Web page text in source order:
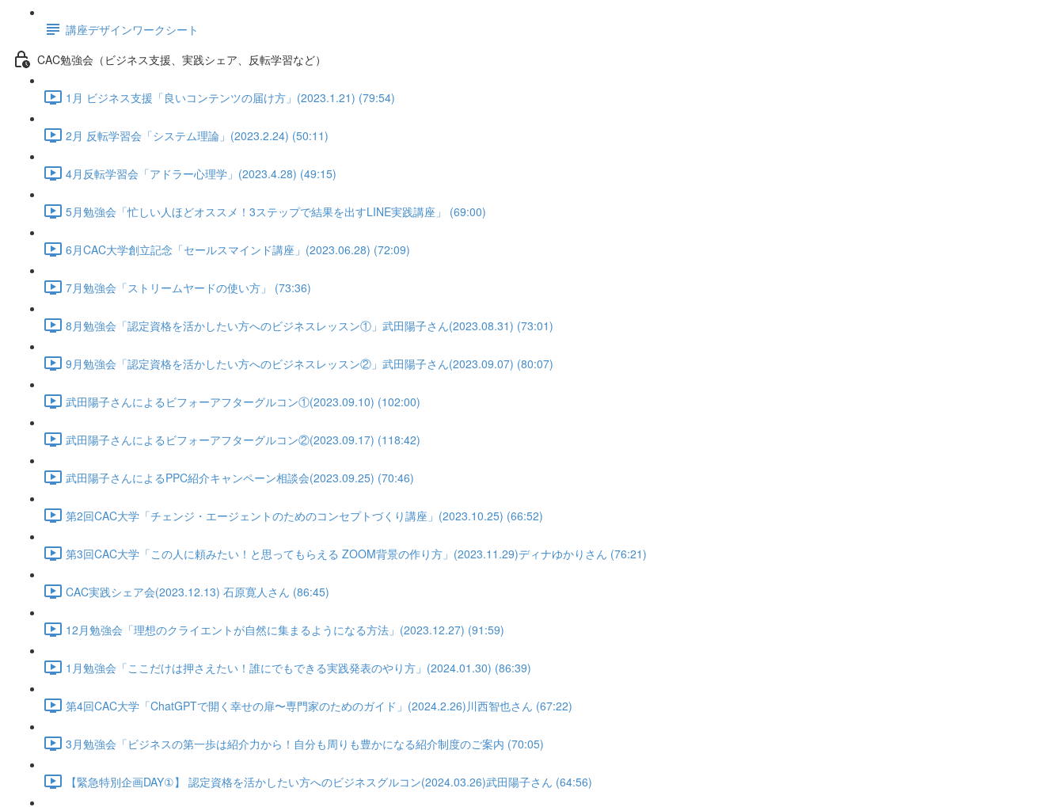
講座デザインワークシート
CAC勉強会（ビジネス支援、実践シェア、反転学習など）
1月 ビジネス支援「良いコンテンツの届け方」(2023.1.21) (79:54)
2月 反転学習会「システム理論」(2023.2.24) (50:11)
4月反転学習会「アドラー心理学」(2023.4.28) (49:15)
5月勉強会「忙しい人ほどオススメ！3ステップで結果を出すLINE実践講座」 (69:00)
6月CAC大学創立記念「セールスマインド講座」(2023.06.28) (72:09)
7月勉強会「ストリームヤードの使い方」 (73:36)
8月勉強会「認定資格を活かしたい方へのビジネスレッスン①」武田陽子さん(2023.08.31) (73:01)
9月勉強会「認定資格を活かしたい方へのビジネスレッスン②」武田陽子さん(2023.09.07) (80:07)
武田陽子さんによるビフォーアフターグルコン①(2023.09.10) (102:00)
武田陽子さんによるビフォーアフターグルコン②(2023.09.17) (118:42)
武田陽子さんによるPPC紹介キャンペーン相談会(2023.09.25) (70:46)
第2回CAC大学「チェンジ・エージェントのためのコンセプトづくり講座」(2023.10.25) (66:52)
第3回CAC大学「この人に頼みたい！と思ってもらえる ZOOM背景の作り方」(2023.11.29)ディナゆかりさん (76:21)
CAC実践シェア会(2023.12.13) 石原寛人さん (86:45)
12月勉強会「理想のクライエントが自然に集まるようになる方法」(2023.12.27) (91:59)
1月勉強会「ここだけは押さえたい！誰にでもできる実践発表のやり方」(2024.01.30) (86:39)
第4回CAC大学「ChatGPTで開く幸せの扉〜専門家のためのガイド」(2024.2.26)川西智也さん (67:22)
3月勉強会「ビジネスの第一歩は紹介力から！自分も周りも豊かになる紹介制度のご案内 (70:05)
【緊急特別企画DAY①】 認定資格を活かしたい方へのビジネスグルコン(2024.03.26)武田陽子さん (64:56)